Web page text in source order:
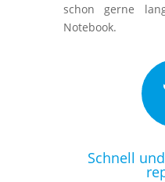
schon gerne
Notebook.
Schnell